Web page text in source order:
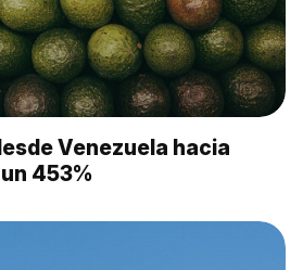
Venezuela hacia
453%